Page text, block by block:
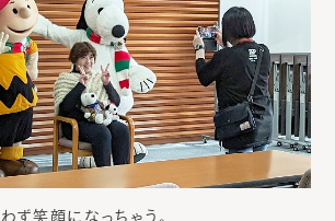
ず笑顔になっちゃう。